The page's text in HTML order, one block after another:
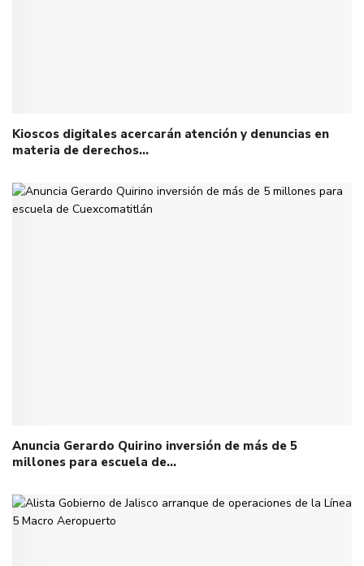
Kioscos digitales acercarán atención y denuncias en
materia de derechos…
Anuncia Gerardo Quirino inversión de más de 5
millones para escuela de…